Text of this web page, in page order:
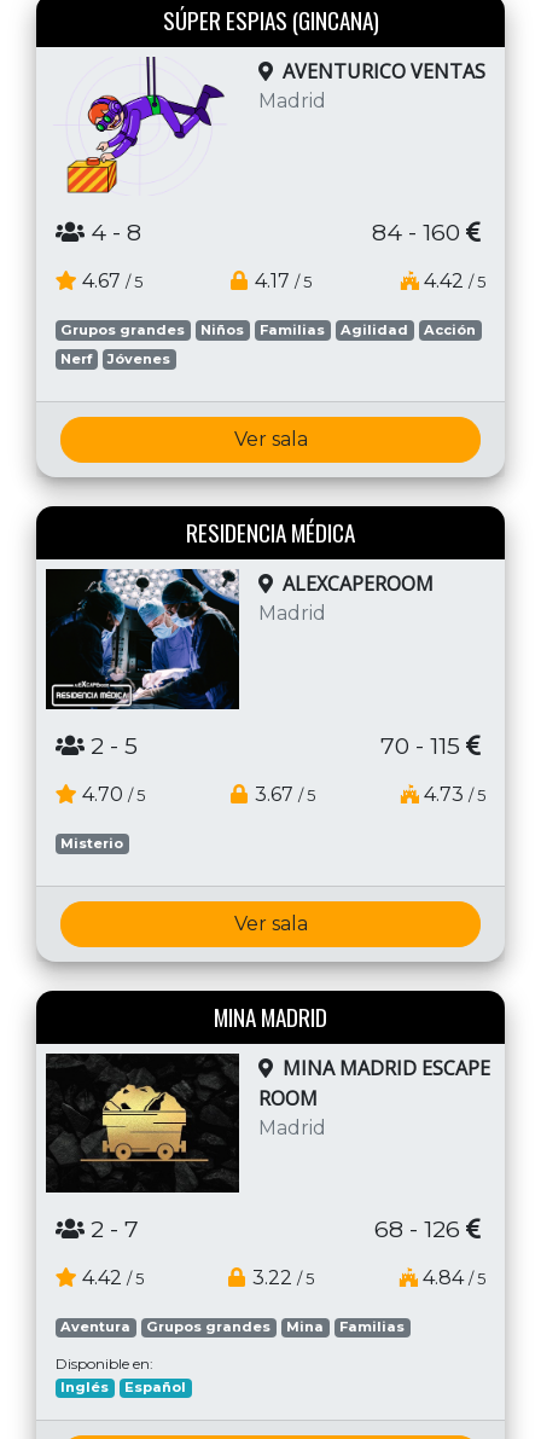
SÚPER ESPIAS (GINCANA)
AVENTURICO VENTAS
Madrid
4 - 8 84 - 160
4.67 / 5 4.17 / 5 4.42 / 5
Grupos grandes Niños Familias Agilidad
Acción
Nerf
Jóvenes
Ver sala
RESIDENCIA MÉDICA
ALEXCAPEROOM
Madrid
2 - 5 70 - 115
4.70 / 5 3.67 / 5 4.73 / 5
Misterio
Ver sala
MINA MADRID
MINA MADRID ESCAPE
ROOM
Madrid
2 - 7 68 - 126
4.42 / 5 3.22 / 5 4.84 / 5
Aventura Grupos grandes Mina Familias
Disponible en:
Inglés Español